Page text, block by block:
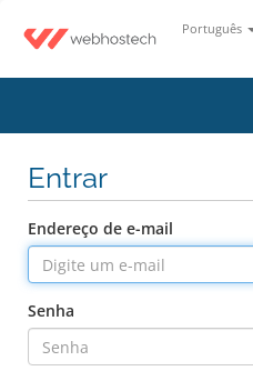
Português
Entrar
Endereço de e-mail
Senha